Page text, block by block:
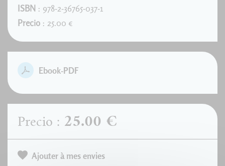
ISBN : 978-2-36765-037-1
Precio : 25.00 €
Ebook-PDF
Precio : 25.00 €
Ajouter à mes envies